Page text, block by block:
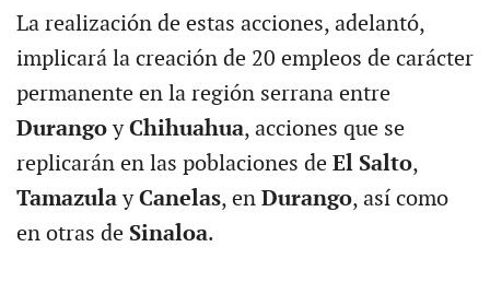
La realización de estas acciones, adelantó,
implicará la creación de 20 empleos de carácter
permanente en la región serrana entre
DurangoyChihuahua, acciones que se
replicarán en las poblaciones de El Salto,
TamazulayCanelas, en Durango, así como
en otras de Sinaloa.